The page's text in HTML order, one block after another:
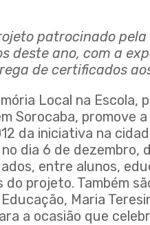
patrocinado
deste ano, com a
de certificados
Local na Escola,
Sorocaba, promove
da iniciativa na
dia 6 de dezembro,
entre alunos,
do projeto. Também
Maria
a ocasião que